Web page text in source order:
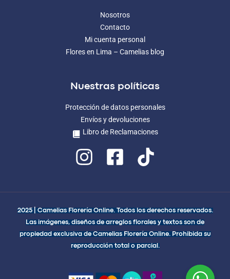
Nosotros
Contacto
Mi cuenta personal
Flores en Lima – Camelias blog
Nuestras políticas
Protección de datos personales
Envíos y devoluciones
Libro de Reclamaciones
2025 | Camelias Florería Online. Todos los derechos reservados.
Las imágenes, diseños de arreglos florales y textos son de
propiedad exclusiva de Camelias Florería Online. Prohibida su
reproducción total o parcial.